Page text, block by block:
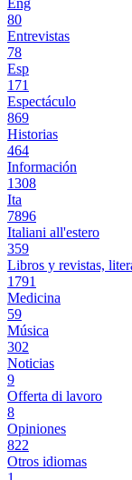
Eng
80
Entrevistas
78
Esp
171
Espectáculo
869
Historias
464
Información
1308
Ita
7896
Italiani all'estero
359
Libros y revistas,
1791
Medicina
59
Música
302
Noticias
9
Offerta di lavoro
8
Opiniones
822
Otros idiomas